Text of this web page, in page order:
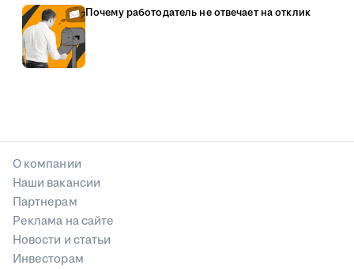
Почему работодатель не отвечает на отклик
О компании
Наши вакансии
Партнерам
Реклама на сайте
Новости и статьи
Инвесторам